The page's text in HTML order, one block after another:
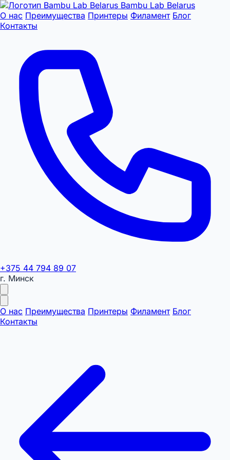
Bambu Lab Belarus
О нас Преимущества Принтеры Филамент Блог
Контакты
+375 44 794 89 07
г. Минск
О нас Преимущества Принтеры Филамент Блог
Контакты